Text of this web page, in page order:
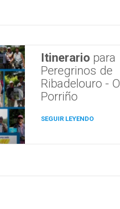
Itinerario para
Peregrinos de
Ribadelouro - O
Porriño
SEGUIR LEYENDO